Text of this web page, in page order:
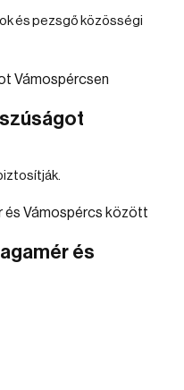
és pezsgő közösségi
és